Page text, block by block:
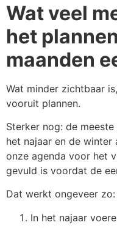
Wat veel
het
maanden
Wat minder zichtbaar
vooruit plannen.
Sterker nog: de
het najaar en de
onze agenda voor het
gevuld is voordat de
Dat werkt ongeveer zo:
In het najaar